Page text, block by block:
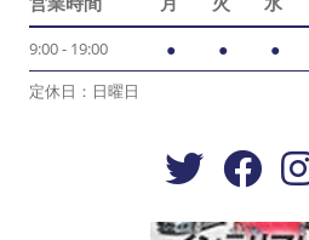
9:00 - 19:00 ● ● ●
定休日：日曜日